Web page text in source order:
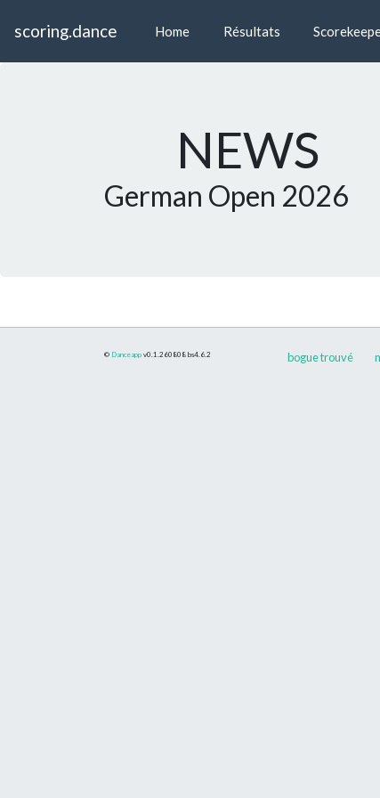
scoring.dance Home Résultats
NEWS
German Open 2026
© Danceapp v0.1.260808 bs4.6.2 bogue trouvé